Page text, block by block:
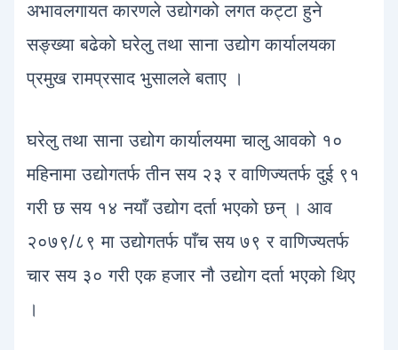
अभावलगायत कारणले उद्योगको लगत कट्टा हुने
सङ्ख्या बढेको घरेलु तथा साना उद्योग कार्यालयका
प्रमुख रामप्रसाद भुसालले बताए ।
घरेलु तथा साना उद्योग कार्यालयमा चालु आवको १०
महिनामा उद्योगतर्फ तीन सय २३ र वाणिज्यतर्फ दुई ९१
गरी छ सय १४ नयाँ उद्योग दर्ता भएको छन् । आव
२०७९/८९ मा उद्योगतर्फ पाँच सय ७९ र वाणिज्यतर्फ
चार सय ३० गरी एक हजार नौ उद्योग दर्ता भएको थिए
।